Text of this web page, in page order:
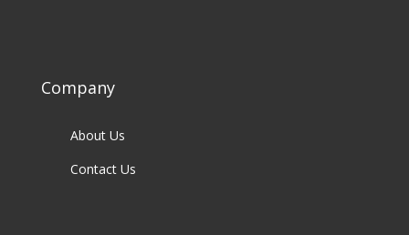
Company
About Us
Contact Us